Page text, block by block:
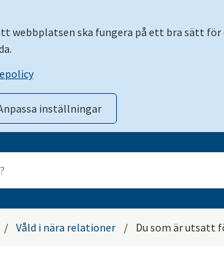
webbplatsen ska fungera på ett bra sätt
inställningar
/ Våld i nära relationer / Du som är utsatt